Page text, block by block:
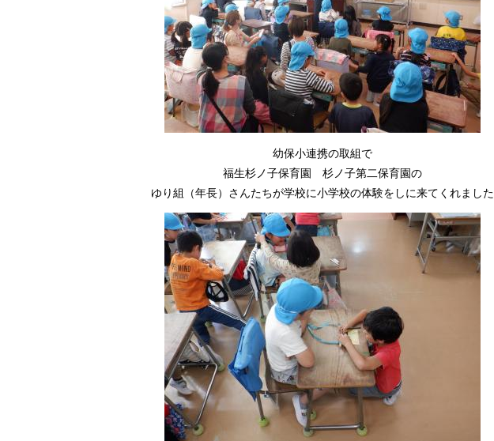
幼保小連携の取組で
福生杉ノ子保育園 杉ノ子第二保育園の
ゆり組（年長）さんたちが学校に小学校の体験をしに来てくれました